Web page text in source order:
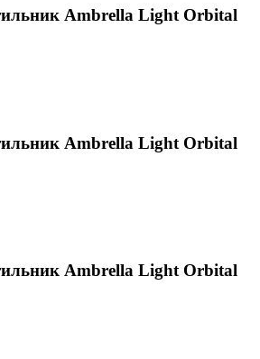
Ambrella Light Orbital
Ambrella Light Orbital
Ambrella Light Orbital